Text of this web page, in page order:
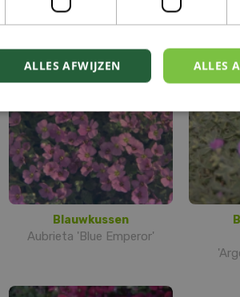
'Warley Rose'
Blauwkussen
Aubrieta 'Blue Emperor'
ALLES
ALLES AFWIJZEN